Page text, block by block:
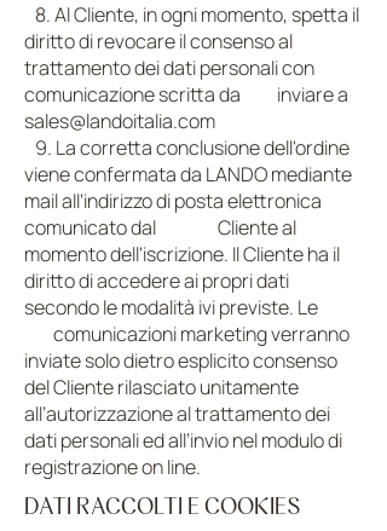
8. Al Cliente, in ogni momento, spetta il
diritto di revocare il consenso al
trattamento dei dati personali con
comunicazione scritta da inviare a
sales@landoitalia.com
9. La corretta conclusione dell'ordine
viene confermata da LANDO mediante
mail all'indirizzo di posta elettronica
comunicato dal Cliente al
momento dell'iscrizione. Il Cliente ha il
diritto di accedere ai propri dati
secondo le modalità ivi previste. Le
comunicazioni marketing verranno
inviate solo dietro esplicito consenso
del Cliente rilasciato unitamente
all’autorizzazione al trattamento dei
dati personali ed all’invio nel modulo di
registrazione on line.
DATI RACCOLTI E COOKIES